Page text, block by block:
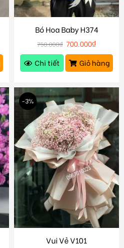
Bó Hoa Baby H374
750.000₫ 700.000₫
Chi tiết
Giỏ hàng
-3%
Vui Vẻ V101